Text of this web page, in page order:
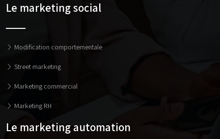
Le marketing social
Modification comportementale
Street marketing
Marketing commercial
Marketing RH
Le marketing automation